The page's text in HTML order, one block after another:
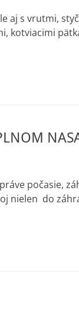
aj s vrutmi,
kotviacimi
počasie,
nielen do